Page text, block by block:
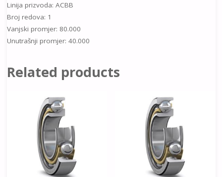
Linija prizvoda: ACBB
Broj redova: 1
Vanjski promjer: 80.000
Unutrašnji promjer: 40.000
Related products